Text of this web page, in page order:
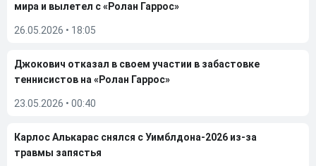
мира и вылетел с «Ролан Гаррос»
26.05.2026 • 18:05
Джокович отказал в своем участии в забастовке
теннисистов на «Ролан Гаррос»
23.05.2026 • 00:40
Карлос Алькарас снялся с Уимблдона-2026 из-за
травмы запястья